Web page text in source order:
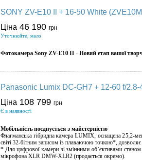
SONY ZV-E10 II + 16-50 White
Ціна 46 190 грн
Уточнюйте, мало
Фотокамера Sony ZV-E10 II - Новий етап вашої
Panasonic Lumix DC-GH7 + 12-60 f/
Ціна 108 799 грн
Є в наявності
Мобільність поєднується з майстерністю
Флагманська гібридна камера LUMIX, оснащена 25,2-
світі 32-бітним записом із плаваючою точкою*,
* Для цифрової камери зі змінними об’єктивами
мікрофона XLR DMW-XLR2 (продається окремо).